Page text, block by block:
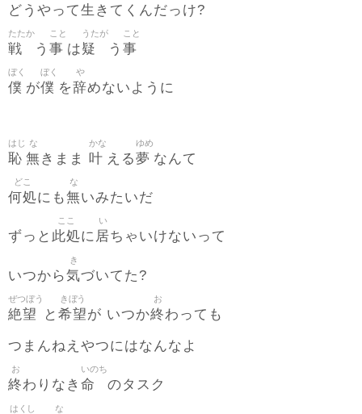
どうやって生 きてくんだっけ?
戦
たたか
う 事
こと
は疑
うたが
う 事
こと
僕
ぼく
が僕
ぼく
を辞
や
めないように
恥
はじ
無
な
きまま 叶
かな
える夢
ゆめ
なんて
何処
どこ
にも無
な
いみたいだ
ずっと 此処
ここ
に 居
い
ちゃいけないって
いつから気
き
づいてた?
絶望
ぜつぼう
と 希望
きぼう
が いつか終
お
わっても
つまんねえやつにはなんなよ
終
お
わりなき 命
いのち
のタスク
はくし な